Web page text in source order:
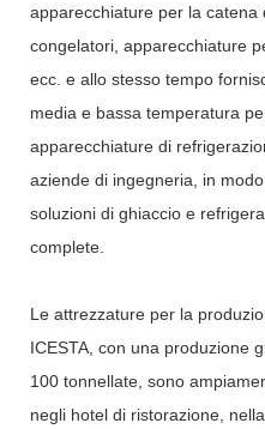
apparecchiature per la catena
congelatori, apparecchiature
ecc. e allo stesso tempo
media e bassa temperatura
apparecchiature di
aziende di ingegneria, in
soluzioni di ghiaccio e
complete.
Le attrezzature per la
ICESTA, con una produzione
100 tonnellate, sono
negli hotel di ristorazione,